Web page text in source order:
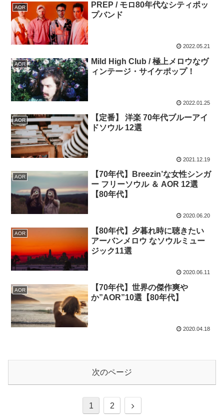
AOR
PREP / モロ80年代なシティポッ
プバンド
2022.05.21
AOR
Mild High Club / 極上メロウなヴ
ィンテージ・サイケポップ！
2022.01.25
AOR
【定番】 洋楽 70年代ブルーアイ
ドソウル 12選
2021.12.19
AOR
【70年代】Breezin’な女性シンガ
ー フリーソウル ＆ AOR 12選
【80年代】
2020.06.20
AOR
【80年代】夕暮れ時に聴きたい
アーバンメロウ なソウルミュー
ジック11選
2020.06.11
AOR
【70年代】世界の傑作爽や
か”AOR”10選【80年代】
2020.04.18
次のページ
1 2 次